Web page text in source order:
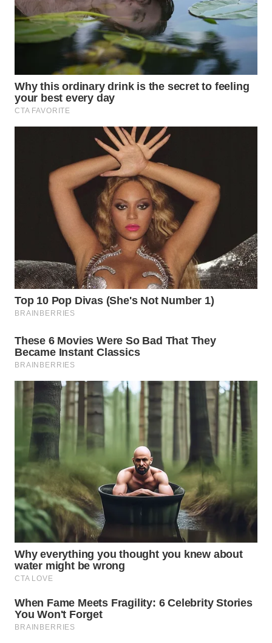
WN
KARAWANG
BEKASI
WN
BOGOR
DEPOK
TAPANULI
WN
SAMOSIR
WN
PADANG
WN
WN
CIANJUR
WN
KEPULAUAN
SERIBU
WN
TANGERANG
WN
BINJAI
WN
CIREBON